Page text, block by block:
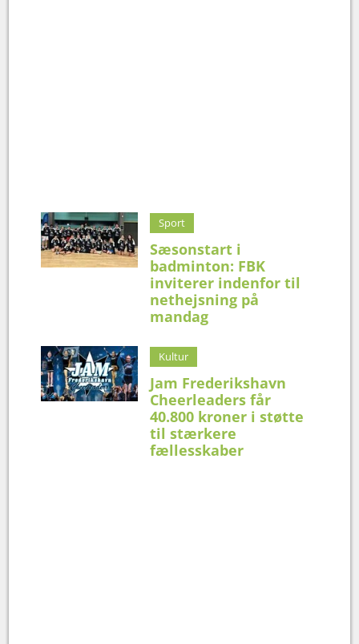
Sport
Sæsonstart i
badminton: FBK
inviterer indenfor til
nethejsning på
mandag
Kultur
Jam Frederikshavn
Cheerleaders får
40.800 kroner i støtte
til stærkere
fællesskaber